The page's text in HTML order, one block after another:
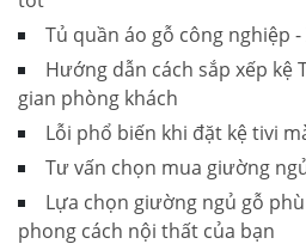
Tủ quần áo gỗ công nghiệp
Hướng dẫn cách sắp xếp kệ
gian phòng khách
Lỗi phổ biến khi đặt kệ tivi
Tư vấn chọn mua giường
Lựa chọn giường ngủ gỗ
phong cách nội thất của bạn